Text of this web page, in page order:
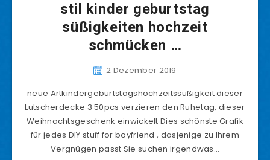
stil kinder geburtstag
süßigkeiten hochzeit
schmücken …
2 Dezember 2019
neue Artkindergeburtstagshochzeitssüßigkeit dieser
Lutscherdecke 3 50pcs verzieren den Ruhetag, dieser
Weihnachtsgeschenk einwickelt Dies schönste Grafik
für jedes DIY stuff for boyfriend , dasjenige zu Ihrem
Vergnügen passt Sie suchen irgendwas…